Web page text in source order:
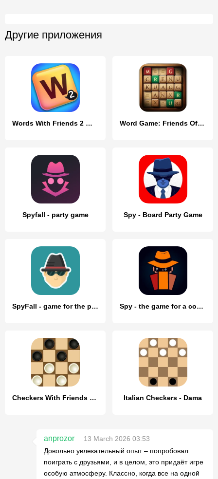
Другие приложения
Words With Friends 2 Word Game Word Game: Friends Offline
Spyfall - party game Spy - Board Party Game
SpyFall - game for the party Spy - the game for a company
Checkers With Friends Game Italian Checkers - Dama
anprozor
13 March 2026 03:53
Довольно увлекательный опыт – попробовал
поиграть с друзьями, и в целом, это придаёт игре
особую атмосферу. Классно, когда все на одной